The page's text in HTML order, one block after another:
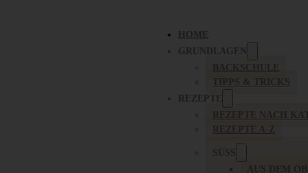
HOME
GRUNDLAGEN
BACKSCHULE
TIPPS & TRICKS
REZEPTE
REZEPTE NACH
REZEPTE A-Z
SÜSS